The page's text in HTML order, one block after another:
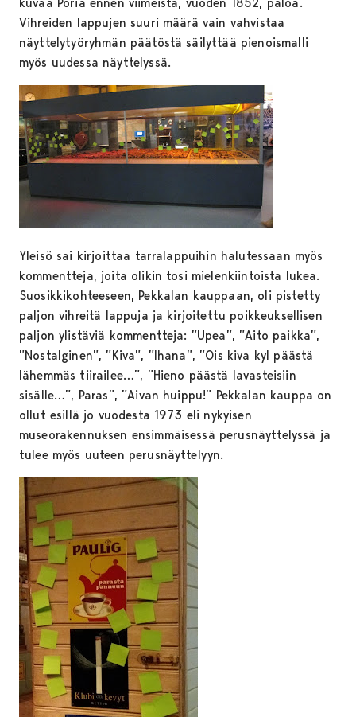
kuvaa Poria ennen viimeistä, vuoden 1852, paloa.
Vihreiden lappujen suuri määrä vain vahvistaa
näyttelytyöryhmän päätöstä säilyttää pienoismalli
myös uudessa näyttelyssä.
Yleisö sai kirjoittaa tarralappuihin halutessaan myös
kommentteja, joita olikin tosi mielenkiintoista lukea.
Suosikkikohteeseen, Pekkalan kauppaan, oli pistetty
paljon vihreitä lappuja ja kirjoitettu poikkeuksellisen
paljon ylistäviä kommentteja: ”Upea”, ”Aito paikka”,
”Nostalginen”, ”Kiva”, ”Ihana”, ”Ois kiva kyl päästä
lähemmäs tiirailee…”, ”Hieno päästä lavasteisiin
sisälle…”, Paras”, ”Aivan huippu!” Pekkalan kauppa on
ollut esillä jo vuodesta 1973 eli nykyisen
museorakennuksen ensimmäisessä perusnäyttelyssä ja
tulee myös uuteen perusnäyttelyyn.